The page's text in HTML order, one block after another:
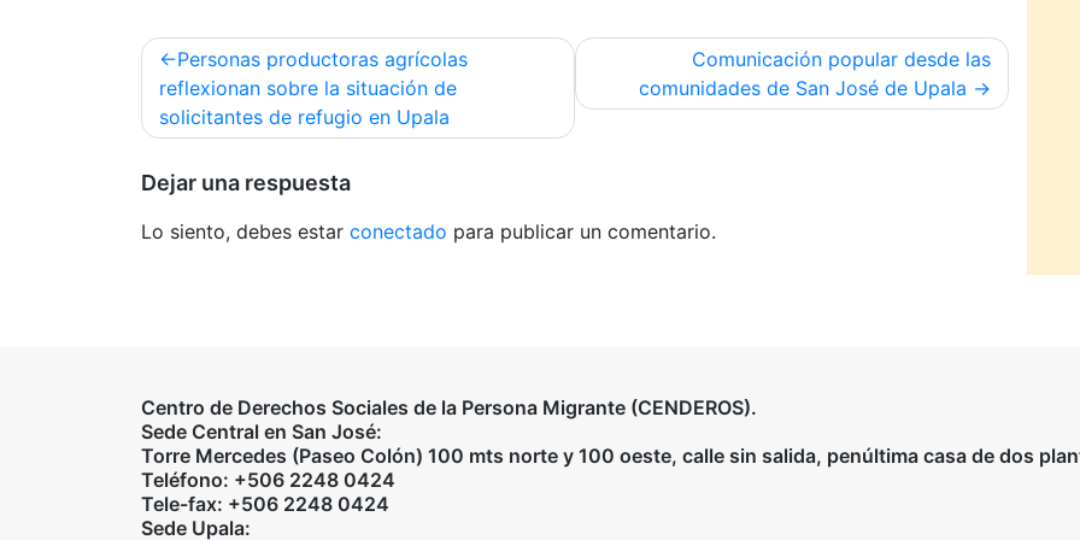
Navegación
de
entradas
Personas productoras agrícolas
reflexionan sobre la situación de
solicitantes de refugio en Upala
Comunicación popular desde las
comunidades de San José de Upala
Dejar una respuesta
Lo siento, debes estar conectado para publicar un comentario.
Centro de Derechos Sociales de la Persona Migrante (CENDEROS).
Sede Central en San José:
Torre Mercedes (Paseo Colón) 100 mts norte y 100 oeste, calle sin salida, penúltima casa de dos
Teléfono: +506 2248 0424
Tele-fax: +506 2248 0424
Sede Upala: